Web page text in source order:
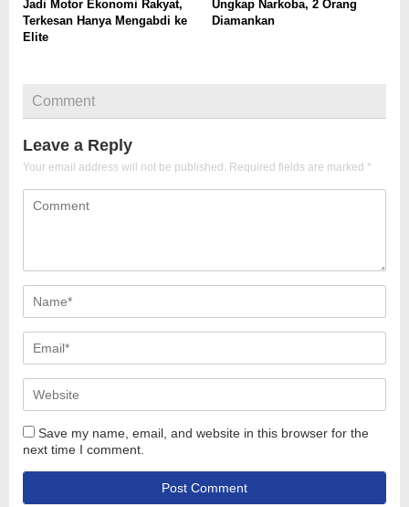
Jadi Motor Ekonomi Rakyat,
Terkesan Hanya Mengabdi ke
Elite
Ungkap Narkoba, 2 Orang
Diamankan
Comment
Leave a Reply
Your email address will not be published. Required fields are marked *
Save my name, email, and website in this browser for the
next time I comment.